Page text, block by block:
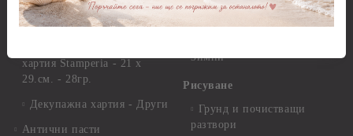
А4 - Itd. Collection - 25-30
гр.
хартия Stamperia - 21 х
29.см. - 28гр.
Декупажна хартия - Други
Антични пасти
Перфоратори - Животни
Зимни
Рисуване
Грунд и почистващи
разтвори